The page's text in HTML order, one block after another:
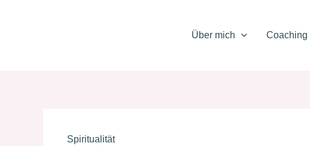
Über mich Coaching
Spiritualität